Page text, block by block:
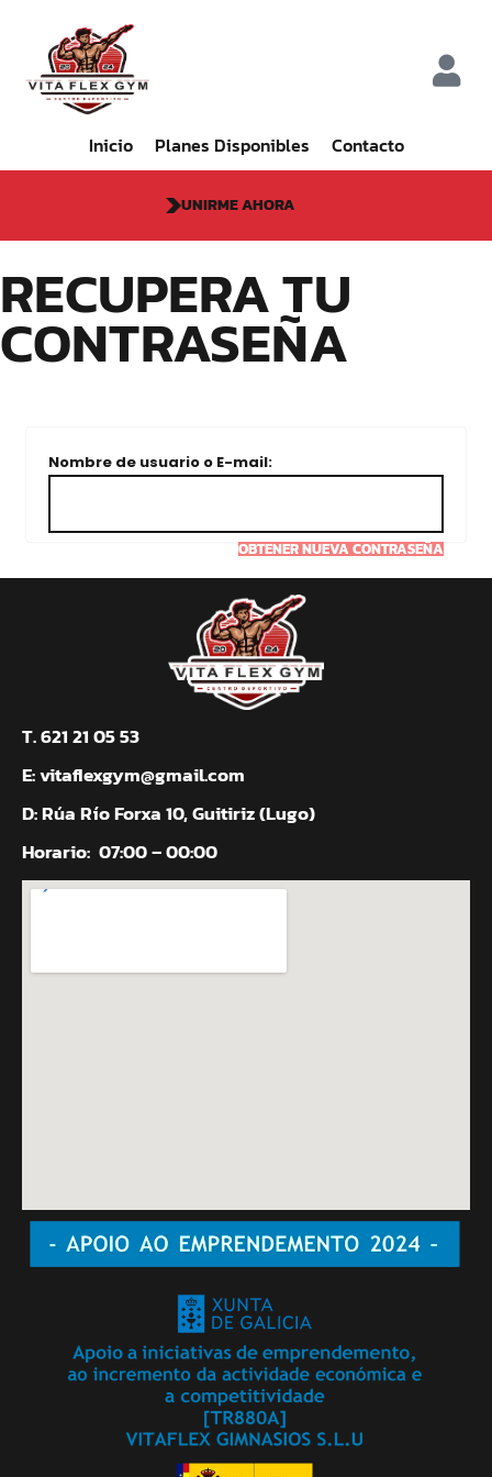
Inicio Planes Disponibles Contacto
UNIRME AHORA
RECUPERA TU
CONTRASEÑA
Nombre de usuario o E-mail:
T. 621 21 05 53
E:vitaflexgym@gmail.com
D: Rúa Río Forxa 10, Guitiriz (Lugo)
Horario: 07:00 – 00:00